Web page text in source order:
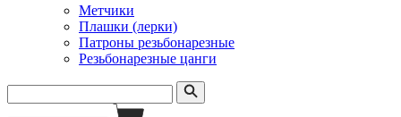
Метчики
Плашки (лерки)
Патроны резьбонарезные
Резьбонарезные цанги